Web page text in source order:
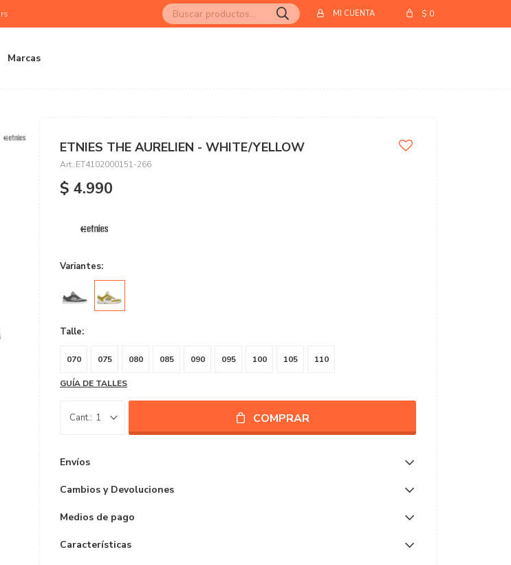
Marcas
$ 0
ETNIES THE AURELIEN - WHITE/YELLOW
ET4102000151-266
$ 4.990
Variantes:
Talle:
070 075 080 085 090 095 100 105 110
GUÍA DE TALLES
1 COMPRAR
Envíos
Cambios y Devoluciones
Medios de pago
Características